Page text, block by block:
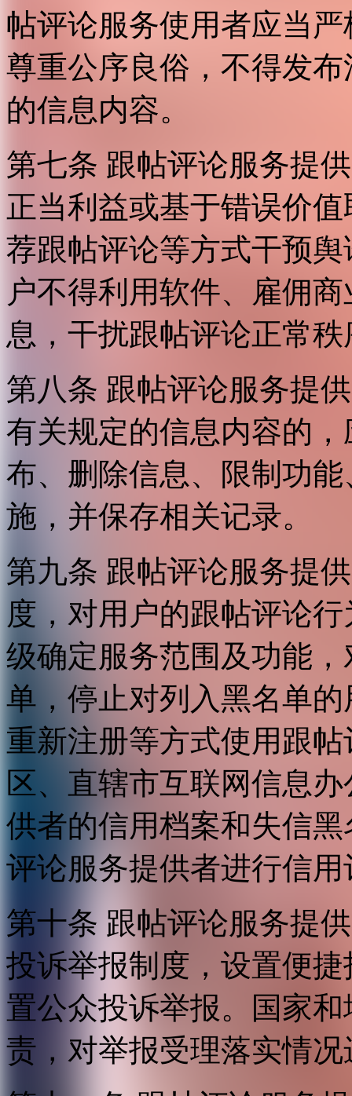
帖评论服务使用者应当
尊重公序良俗，不得发
的信息内容。
第七条 跟帖评论服务提
正当利益或基于错误价
荐跟帖评论等方式干预
户不得利用软件、雇佣
息，干扰跟帖评论正常
第八条 跟帖评论服务提
有关规定的信息内容的
布、删除信息、限制功
施，并保存相关记录。
第九条 跟帖评论服务提
度，对用户的跟帖评论
级确定服务范围及功能
单，停止对列入黑名单
重新注册等方式使用跟
区、直辖市互联网信息
供者的信用档案和失信
评论服务提供者进行信用
第十条 跟帖评论服务提
投诉举报制度，设置便
置公众投诉举报。国家
责，对举报受理落实情